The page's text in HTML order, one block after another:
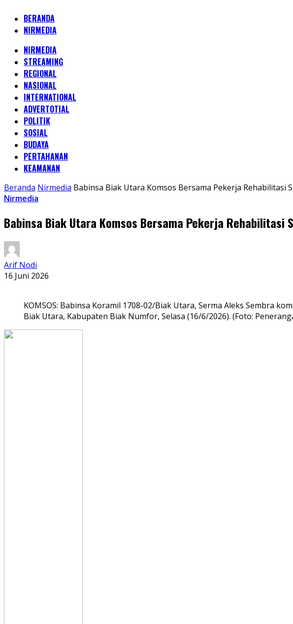
BERANDA
NIRMEDIA
NIRMEDIA
STREAMING
REGIONAL
NASIONAL
INTERNATIONAL
ADVERTOTIAL
POLITIK
SOSIAL
BUDAYA
PERTAHANAN
KEAMANAN
Beranda Nirmedia Babinsa Biak Utara Komsos Bersama Pekerja Rehabilitasi
Nirmedia
Babinsa Biak Utara Komsos Bersama Pekerja Rehabilitasi
Arif Nodi
16 Juni 2026
KOMSOS: Babinsa Koramil 1708-02/Biak Utara, Serma Aleks Sembra
Biak Utara, Kabupaten Biak Numfor, Selasa (16/6/2026). (Foto: